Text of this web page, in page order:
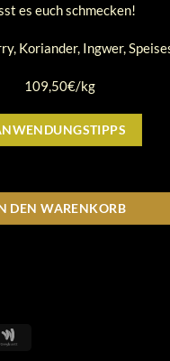
es euch schmecken!
Koriander, Ingwer,
109,50€/kg
DEN WARENKORB